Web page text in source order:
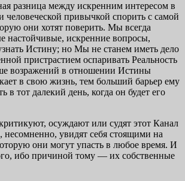
разница между искренним интересом в
привычкой спорить с самой
они хотят поверить. Мы всегда
настойчивые, искренние вопросы,
Истину; но Мы не станем иметь дело
пристрастием оспаривать Реальность
возражений в отношении Истины
в свою жизнь, тем больший барьер ему
в тот далекий день, когда он будет его
осуждают или судят этот Канал
увидят себя стоящими на
они могут упасть в любое время. И
ибо причиной тому — их собственные